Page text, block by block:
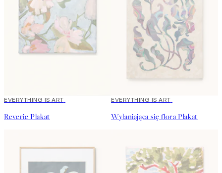
EVERYTHING IS ART
Reverie Plakat
EVERYTHING IS ART
Wyłaniająca się flora Plakat